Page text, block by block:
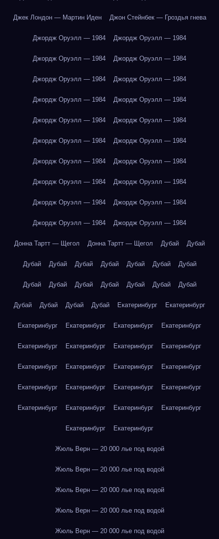
Джек Лондон — Мартин Иден Джон Стейнбек — Гроздья гнева
Джордж Оруэлл — 1984 Джордж Оруэлл — 1984
Джордж Оруэлл — 1984 Джордж Оруэлл — 1984
Джордж Оруэлл — 1984 Джордж Оруэлл — 1984
Джордж Оруэлл — 1984 Джордж Оруэлл — 1984
Джордж Оруэлл — 1984 Джордж Оруэлл — 1984
Джордж Оруэлл — 1984 Джордж Оруэлл — 1984
Джордж Оруэлл — 1984 Джордж Оруэлл — 1984
Джордж Оруэлл — 1984 Джордж Оруэлл — 1984
Джордж Оруэлл — 1984 Джордж Оруэлл — 1984
Джордж Оруэлл — 1984 Джордж Оруэлл — 1984
Донна Тартт — Щегол Донна Тартт — Щегол Дубай Дубай
Дубай Дубай Дубай Дубай Дубай Дубай Дубай
Дубай Дубай Дубай Дубай Дубай Дубай Дубай
Дубай Дубай Дубай Дубай Екатеринбург Екатеринбург
Екатеринбург Екатеринбург Екатеринбург Екатеринбург
Екатеринбург Екатеринбург Екатеринбург Екатеринбург
Екатеринбург Екатеринбург Екатеринбург Екатеринбург
Екатеринбург Екатеринбург Екатеринбург Екатеринбург
Екатеринбург Екатеринбург Екатеринбург Екатеринбург
Екатеринбург Екатеринбург
Жюль Верн — 20 000 лье под водой
Жюль Верн — 20 000 лье под водой
Жюль Верн — 20 000 лье под водой
Жюль Верн — 20 000 лье под водой
Жюль Верн — 20 000 лье под водой